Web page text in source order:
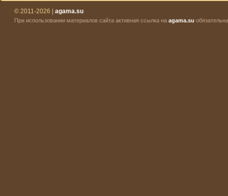
© 2011-2026 | agama.su
При использовании материалов сайта активная ссылка на agama.su